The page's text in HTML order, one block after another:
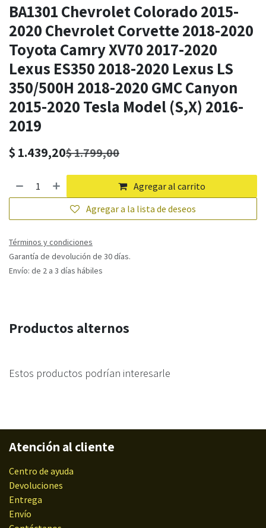
BA1301 Chevrolet Colorado 2015-
2020 Chevrolet Corvette 2018-2020
Toyota Camry XV70 2017-2020
Lexus ES350 2018-2020 Lexus LS
350/500H 2018-2020 GMC Canyon
2015-2020 Tesla Model (S,X) 2016-
2019
$ 1.439,20$1.799,00
Agregar al carrito
Agregar a la lista de deseos
Términos y condiciones
Garantía de devolución de 30 días.
Envío: de 2 a 3 días hábiles
Productos alternos
Estos productos podrían interesarle
Atención al cliente
Centro de ayuda
Devoluciones
Entrega
Envío